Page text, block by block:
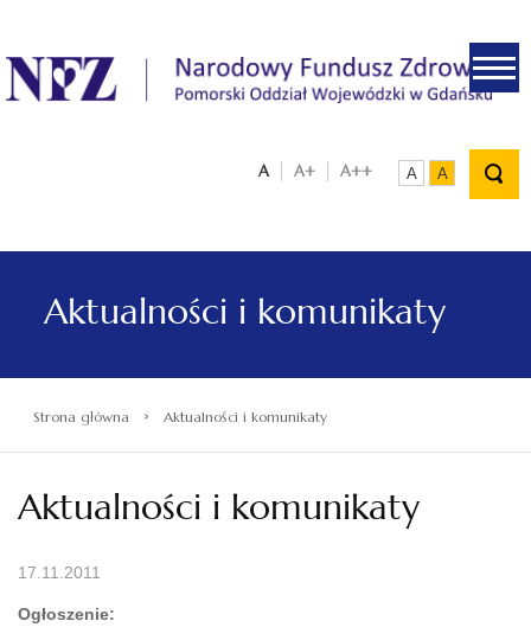
.
A A+ A++ A A
Aktualności i komunikaty
Strona główna › Aktualności i komunikaty
Aktualności i komunikaty
17.11.2011
Ogłoszenie: